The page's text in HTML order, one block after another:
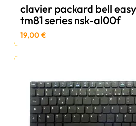
clavier packard bell
tm81 series nsk-al00f
19,00 €